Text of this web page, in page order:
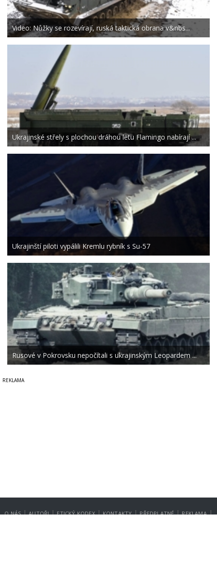
Video: Nůžky se rozevírají, ruská taktická obrana v&nbs...
Ukrajinské střely s plochou dráhou letu Flamingo nabírají ...
Ukrajinští piloti vypálili Kremlu rybník s Su-57
Rusové v Pokrovsku nepočítali s ukrajinským Leopardem ...
O NÁS | AUTOŘI | ETICKÝ KODEX | KONTAKTY | PŘEDPLATNÉ | REKLAMA |